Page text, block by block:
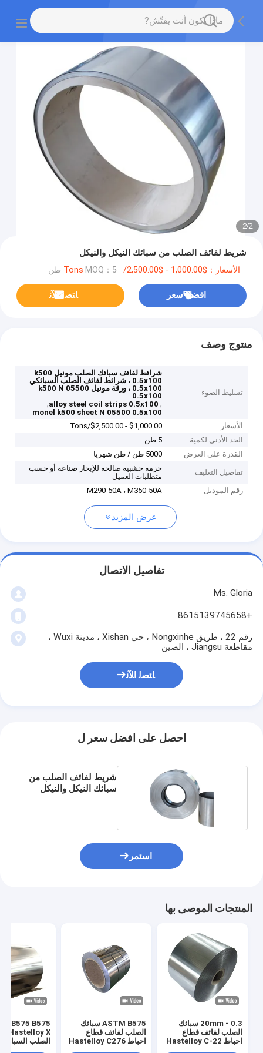
2
/
2
شريط لفائف الصلب من سبائك النيكل والنيكل
الأسعار：$1,000.00 - $2,500.00/Tons MOQ：5 طن
افضل سعر ﺎﺘﺼﻟ ﺍﻶﻧ
منتوج وصف
تسليط الضوء
شرائط لفائف سبائك الصلب مونيل k500
0.5x100 ، شرائط لفائف الصلب السبائكي
0.5x100 ، ورقة مونيل k500 N 05500
0.5x100
,
alloy steel coil strips 0.5x100
,
monel k500 sheet N 05500 0.5x100
الأسعار
$1,000.00 - $2,500.00/Tons
الحد الأدنى لكمية
5 طن
القدرة على العرض
5000 طن / طن شهريا
تفاصيل التغليف
حزمة خشبية صالحة للإبحار صناعة أو حسب
متطلبات العميل
رقم الموديل
M290-50A ، M350-50A
عرض المزيد
تفاصيل الاتصال
Ms. Gloria
+8615139745658
رقم 22 ، طريق Nongxinhe ، حي Xishan ، مدينة Wuxi ،
مقاطعة Jiangsu ، الصين
ﺎﺘﺼﻟ ﺍﻶﻧ
احصل على افضل سعر ل
شريط لفائف الصلب من
سبائك النيكل والنيكل
استمر
المنتجات الموصى بها
0.3 - 20mm سبائك
الصلب لفائف قطاع
احباط Hastelloy C-22
ASTM B575 سبائك
الصلب لفائف قطاع
احباط Hastelloy C276
B575 B575